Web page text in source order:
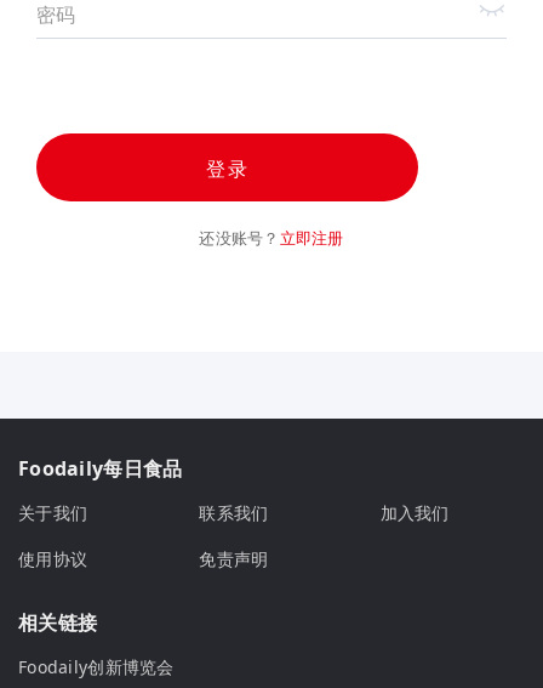
密码
登录
还没账号？ 立即注册
Foodaily每日食品
关于我们 联系我们
加入我们
使用协议
免责声明
相关链接
Foodaily创新博览会